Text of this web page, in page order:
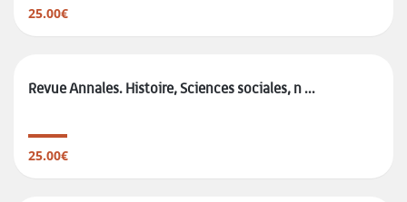
25.00€
Revue Annales. Histoire, Sciences sociales, n ...
25.00€